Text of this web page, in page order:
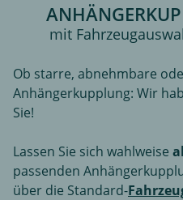
mit
Ob starre, abnehmbare
Anhängerkupplung: Wir
Sie!
Lassen Sie sich wahlweise
passenden
über die Standard-